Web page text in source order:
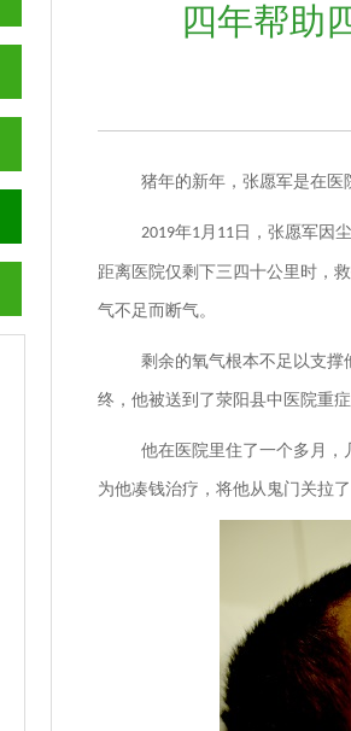
四年帮助
猪年的新年，张愿军是在医
2019年1月 11 日，张愿军因
距离医院仅剩下三四十公里时，
气不足而断气。
剩余的氧气根本不足以支撑
终，他被送到了荥阳县中医院重
他在医院里住了一个多月，
为他凑钱治疗，将他从鬼门关拉了